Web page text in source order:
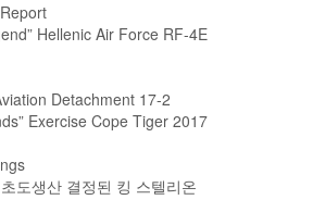
Hellenic Air Force RF-4E
Detachment 17-2
Exercise Cope Tiger 2017
초도생산 결정된 킹 스텔리온